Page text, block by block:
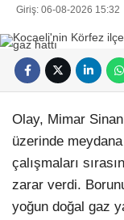
Giriş: 06-08-2026 15:32
Olay, Mimar
üzerinde
çalışmaları
zarar verdi.
yoğun doğal gaz